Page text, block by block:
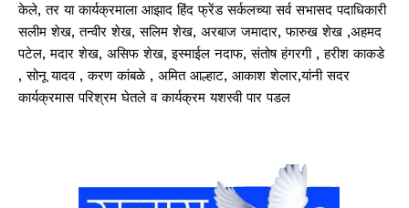
केले, तर या कार्यक्रमाला आझाद हिंद फ्रेंड सर्कलच्या सर्व सभासद पदाधिकारी
सलीम शेख, तन्वीर शेख, सलिम शेख, अरबाज जमादार, फारुख शेख ,अहमद
पटेल, मदार शेख, असिफ शेख, इस्माईल नदाफ, संतोष हंगरगी , हरीश काकडे
, सोनू यादव , करण कांबळे , अमित आल्हाट, आकाश शेलार,यांनी सदर
कार्यक्रमास परिश्रम घेतले व कार्यक्रम यशस्वी पार पडल